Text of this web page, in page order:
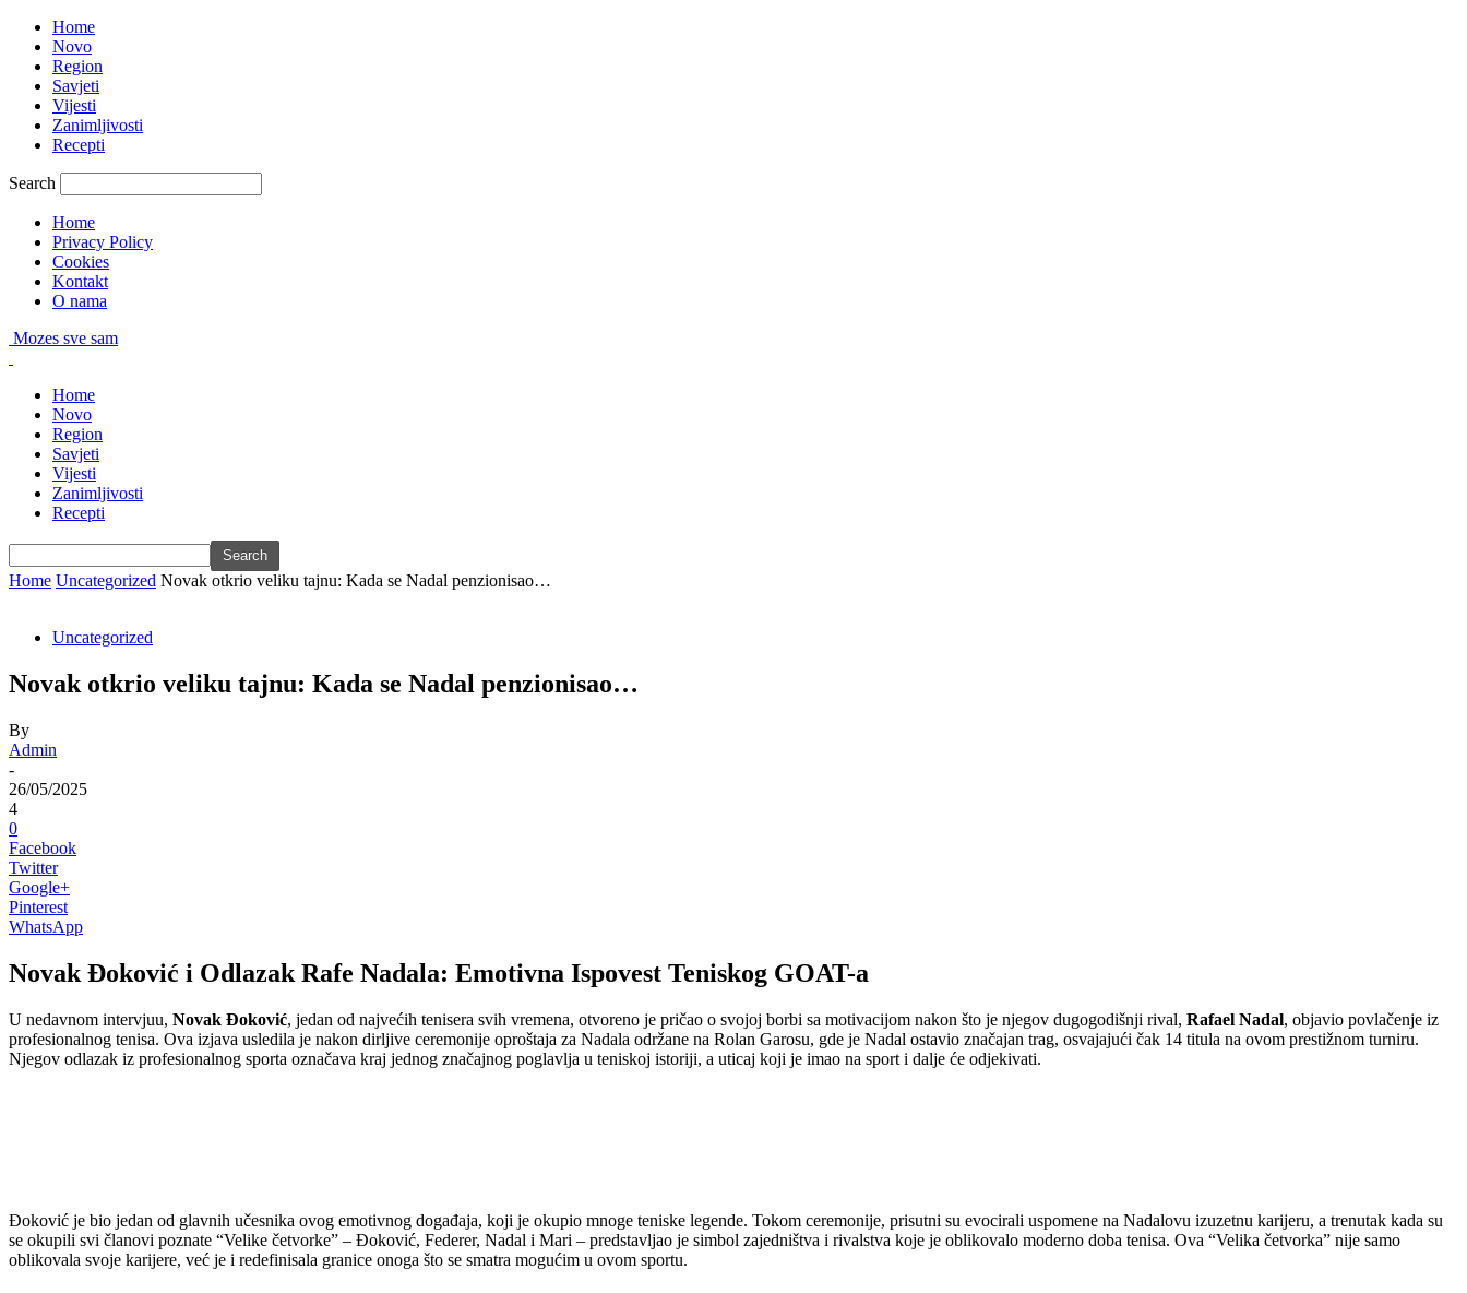
Home
Novo
Region
Savjeti
Vijesti
Zanimljivosti
Recepti
Search
Home
Privacy Policy
Cookies
Kontakt
O nama
Mozes sve sam
Home
Novo
Region
Savjeti
Vijesti
Zanimljivosti
Recepti
Home Uncategorized Novak otkrio veliku tajnu: Kada se Nadal penzionisao…
Uncategorized
Novak otkrio veliku tajnu: Kada se Nadal penzionisao…
By
Admin
-
26/05/2025
4
0
Facebook
Twitter
Google+
Pinterest
WhatsApp
Novak Đoković i Odlazak Rafe Nadala: Emotivna Ispovest Teniskog GOAT-a
U nedavnom intervjuu, Novak Đoković, jedan od najvećih tenisera svih vremena, otvoreno je pričao o svojoj borbi sa motivacijom nakon što je njegov dugogodišnji rival, Rafael Nadal, objavio povlačenje iz
profesionalnog tenisa. Ova izjava usledila je nakon dirljive ceremonije oproštaja za Nadala održane na Rolan Garosu, gde je Nadal ostavio značajan trag, osvajajući čak 14 titula na ovom prestižnom turniru.
Njegov odlazak iz profesionalnog sporta označava kraj jednog značajnog poglavlja u teniskoj istoriji, a uticaj koji je imao na sport i dalje će odjekivati.
Đoković je bio jedan od glavnih učesnika ovog emotivnog događaja, koji je okupio mnoge teniske legende. Tokom ceremonije, prisutni su evocirali uspomene na Nadalovu izuzetnu karijeru, a trenutak kada su
se okupili svi članovi poznate “Velike četvorke” – Đoković, Federer, Nadal i Mari – predstavljao je simbol zajedništva i rivalstva koje je oblikovalo moderno doba tenisa. Ova “Velika četvorka” nije samo
oblikovala svoje karijere, već je i redefinisala granice onoga što se smatra mogućim u ovom sportu.